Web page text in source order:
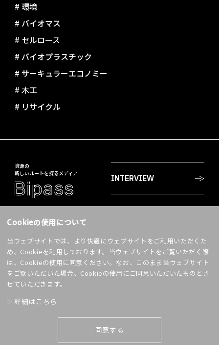
資源の
新しいルートを探るメディア
東京都港区港南2-18-1
accell@jp.daicel.com
SHARE!
プライバシーポリシー
INTERVIEW
WORDS
ABOUT US
# 環境
# バイオマス
# セルロース
# バイオプラスチック
# サーキュラーエコノミー
# 木工
# リサイクル
Cookieの使用について
当ウェブサイトでは、より快適にウェブサイトをご利用いただくた
め、Cookieを利用しております。当ウェブサイトをご覧いただく際
は、Cookieの使用に同意ください。なお、このまま当ウェブサイト
をご覧いただいた場合、Cookieの使用にご同意いただいたものとさ
せていただきます。
詳細はこちら
同意する